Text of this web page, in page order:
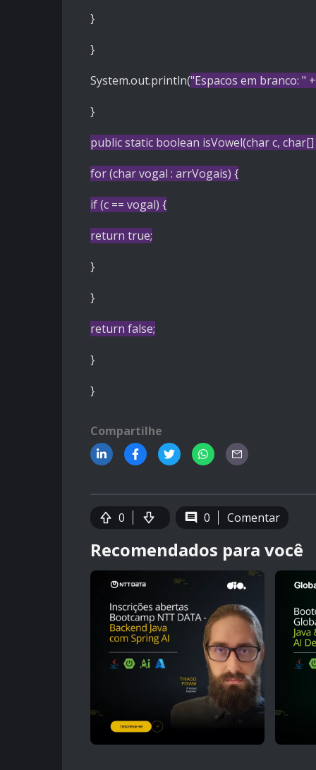
}
}
System.out.println("Espacos em branco: "
}
publicstatic boolean isVowel(charc, char
for(charvogal : arrVogais) {
if(c == vogal) {
return true;
}
}
return false;
}
}
Compartilhe
0 0 Comentar
Recomendados para você